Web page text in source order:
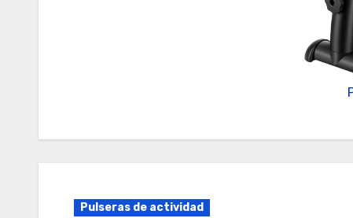
Pulseras de actividad